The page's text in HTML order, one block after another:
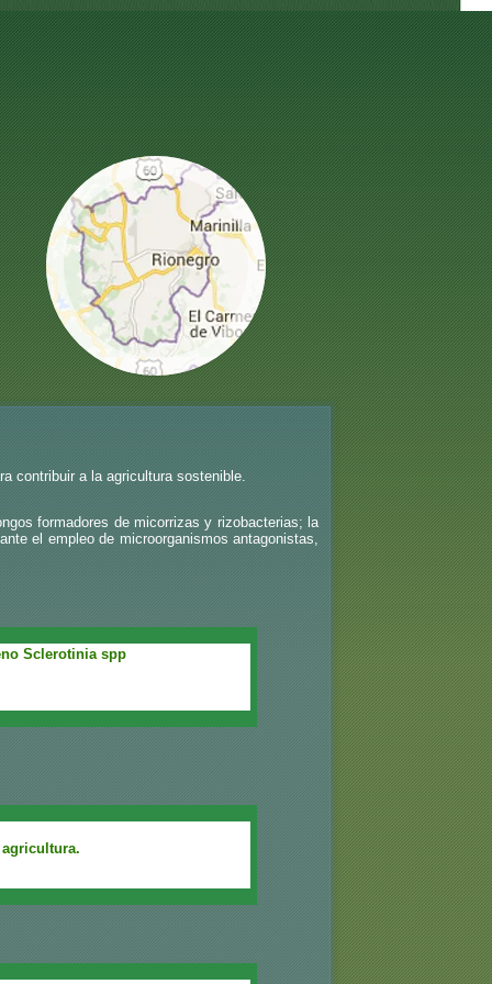
contribuir a la agricultura sostenible.
formadores de micorrizas y rizobacterias; la
el empleo de microorganismos antagonistas,
Sclerotinia spp